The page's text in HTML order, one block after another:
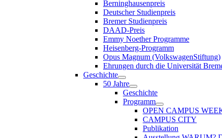
Berninghausenpreis
Deutscher Studienpreis
Bremer Studienpreis
DAAD-Preis
Emmy Noether Programme
Heisenberg-Programm
Opus Magnum (VolkswagenStiftung)
Ehrungen durch die Universität
Geschichte
50 Jahre
Geschichte
Programm
OPEN CAMPUS
CAMPUS CITY
Publikation